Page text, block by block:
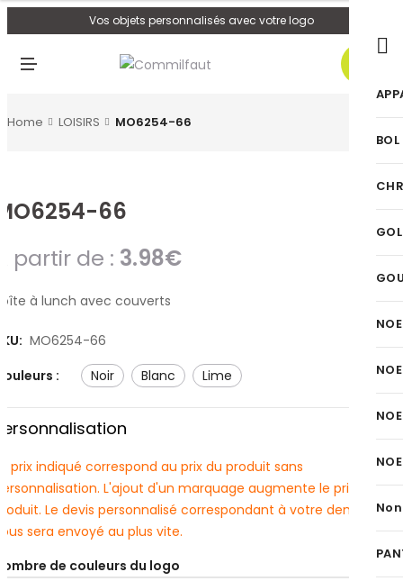
Vos objets personnalisés avec votre logo
U
0
Home LOISIRS MO6254-66
66
partir de : 3.98€
à lunch avec couverts
MO6254-66
:
noir blanc lime
prix indiqué correspond au prix du produit sans
L'ajout d'un marquage augmente le prix du
Le devis personnalisé correspondant à votre demande
sera envoyé au plus vite.
de couleurs du logo
BOL